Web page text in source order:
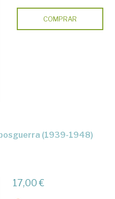
COMPRAR
(1939-1948)
17,00 €